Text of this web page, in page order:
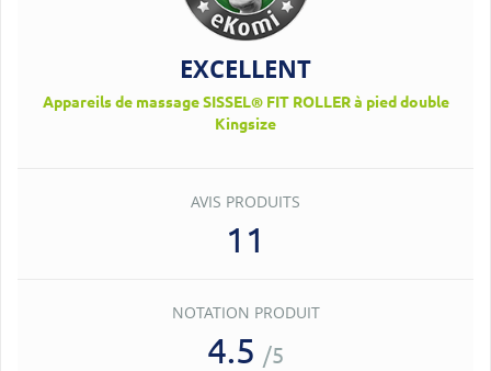
EXCELLENT
Appareils de massage SISSEL® FIT ROLLER à pied double
Kingsize
AVIS PRODUITS
11
NOTATION PRODUIT
4.5 /5